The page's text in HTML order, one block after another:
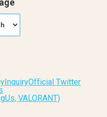
InquiryOfficial Twitter
VALORANT)